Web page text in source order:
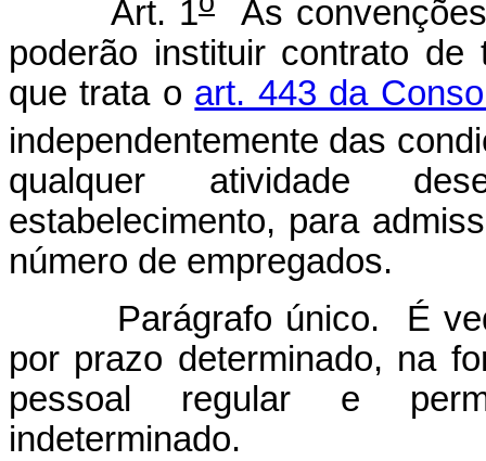
Art. 1
As
poderão instituir contrato
que trata o art. 443 da
independentemente das
qualquer atividade
estabelecimento, para
número de empregados.
Parágrafo único. É
por prazo determinado, na
pessoal regular e
indeterminado.